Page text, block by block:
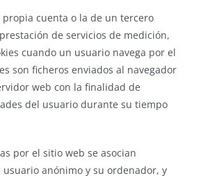
cuenta o la de un tercero
de servicios de medición,
cuando un usuario navega por el
son ficheros enviados al navegador
web con la finalidad de
del usuario durante su tiempo
por el sitio web se asocian
anónimo y su ordenador, y